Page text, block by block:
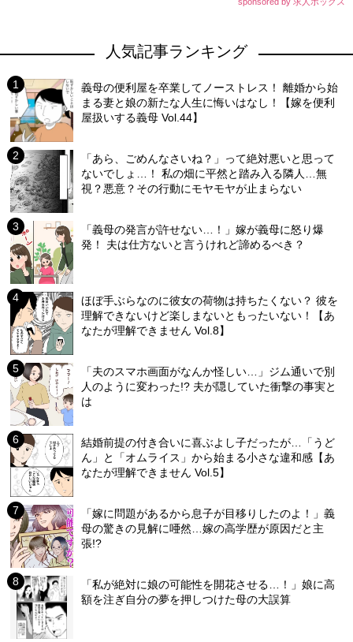
sponsored by 求人ボックス
人気記事ランキング
義母の便利屋を卒業してノーストレス！ 離婚から始
まる妻と娘の新たな人生に悔いはなし！【嫁を便利
屋扱いする義母 Vol.44】
「あら、ごめんなさいね？」って絶対悪いと思って
ないでしょ…！ 私の畑に平然と踏み入る隣人…無
視？悪意？その行動にモヤモヤが止まらない
「義母の発言が許せない…！」嫁が義母に怒り爆
発！ 夫は仕方ないと言うけれど諦めるべき？
ほぼ手ぶらなのに彼女の荷物は持ちたくない？ 彼を
理解できないけど楽しまないともったいない！【あ
なたが理解できません Vol.8】
「夫のスマホ画面がなんか怪しい…」ジム通いで別
人のように変わった!? 夫が隠していた衝撃の事実と
は
結婚前提の付き合いに喜ぶよし子だったが…「うど
ん」と「オムライス」から始まる小さな違和感【あ
なたが理解できません Vol.5】
「嫁に問題があるから息子が目移りしたのよ！」義
母の驚きの見解に唖然…嫁の高学歴が原因だと主
張!?
「私が絶対に娘の可能性を開花させる…！」娘に高
額を注ぎ自分の夢を押しつけた母の大誤算